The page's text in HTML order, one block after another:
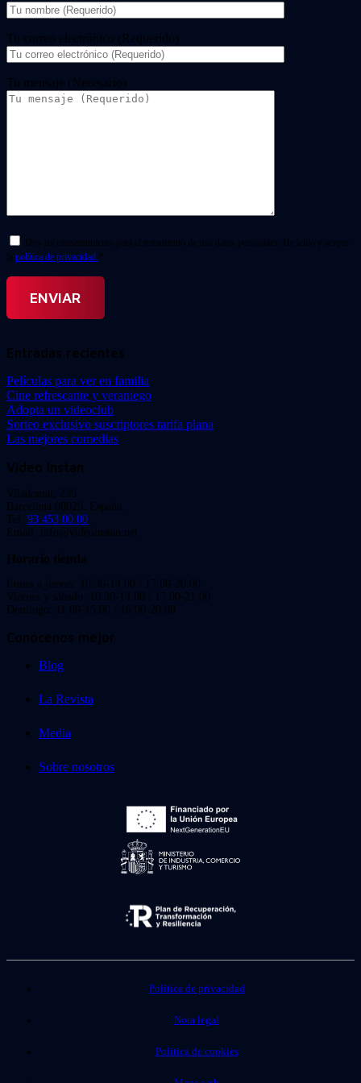
Tu correo electrónico (Requerido)
Tu mensaje (Necesario)
Doy mi consentimiento para el tratamiento de mis datos personales. He leído y acepto
la política de privacidad. *
Entradas recientes
Películas para ver en familia
Cine refrescante y veraniego
Adopta un videoclub
Sorteo exclusivo suscriptores tarifa plana
Las mejores comedias
Video Instan
Viladomat, 239
Barcelona 08029. España.
Tel: 93 453 00 00
Email: info@videoinstan.net
Horario tienda
Lunes a jueves: 10:30-14:00 / 17:00-20:00
Viernes y sábado: 10:30-14:00 / 17:00-21:00
Domingo: 11:00-15:00 / 16:00-20:00
Conócenos mejor
Blog
La Revista
Media
Sobre nosotros
Política de privacidad
Nota legal
Política de cookies